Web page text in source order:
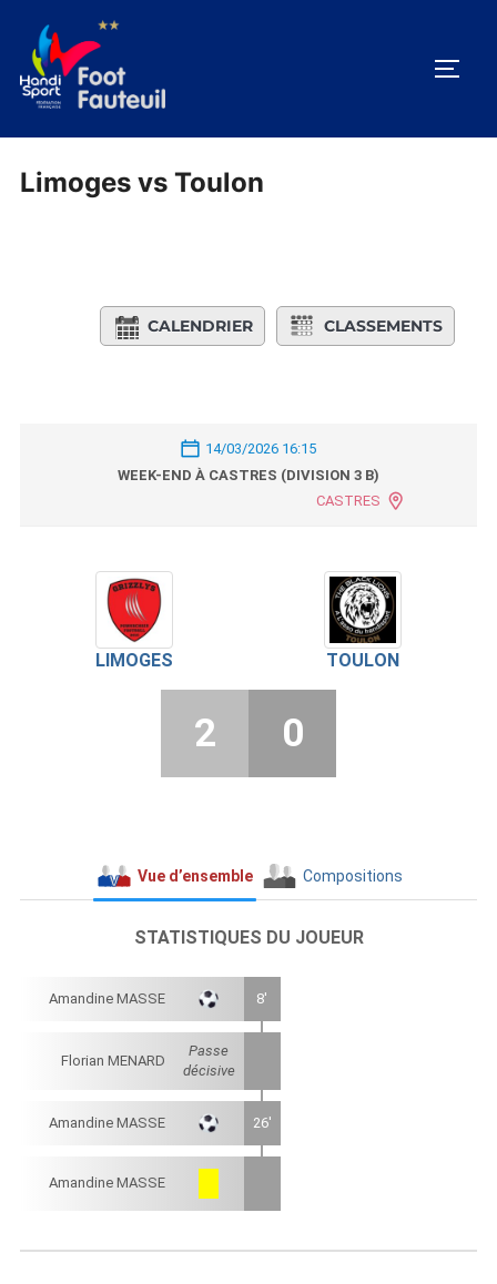
contenu
Limoges vs Toulon
CALENDRIER CLASSEMENTS
14/03/2026 16:15
WEEK-END À CASTRES (DIVISION 3 B)
CASTRES
LIMOGES TOULON
2 0
Vue d’ensemble Compositions
STATISTIQUES DU JOUEUR
Amandine MASSE 8'
Florian MENARD
Passe
décisive
Amandine MASSE 26'
Amandine MASSE